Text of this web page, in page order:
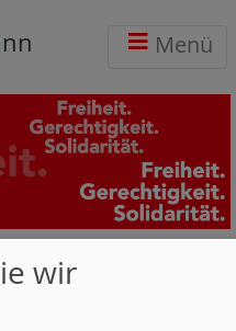
Menü
werden.
wir